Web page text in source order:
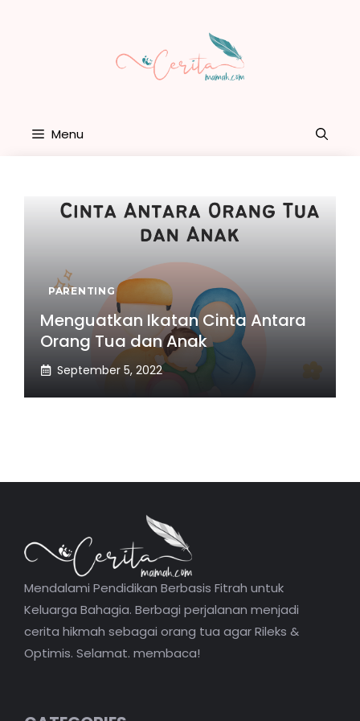
Menu
PARENTING
Menguatkan Ikatan Cinta Antara
Orang Tua dan Anak
September 5, 2022
Mendalami Pendidikan Berbasis Fitrah untuk
Keluarga Bahagia. Berbagi perjalanan menjadi
cerita hikmah sebagai orang tua agar Rileks &
Optimis. Selamat. membaca!